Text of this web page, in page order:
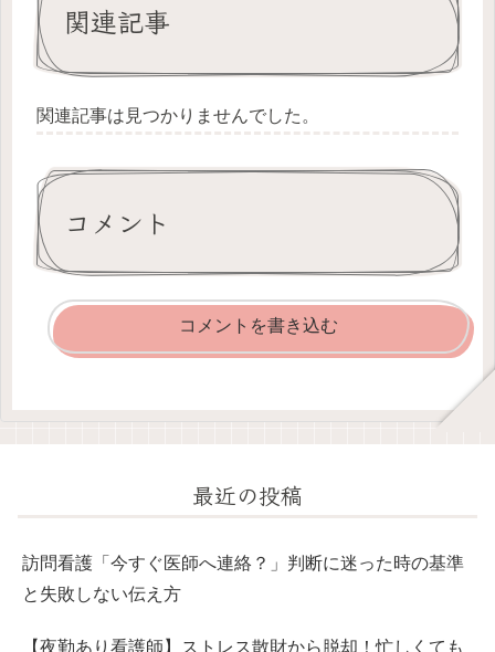
関連記事
関連記事は見つかりませんでした。
コメント
コメントを書き込む
最近の投稿
訪問看護「今すぐ医師へ連絡？」判断に迷った時の基準
と失敗しない伝え方
【夜勤あり看護師】ストレス散財から脱却！忙しくても